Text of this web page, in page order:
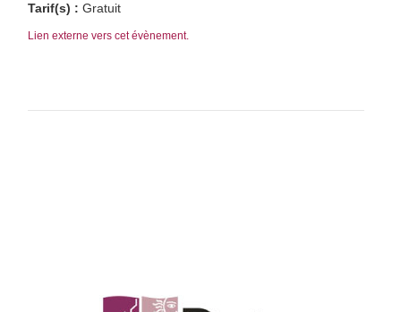
Tarif(s) : Gratuit
Lien externe vers cet évènement.